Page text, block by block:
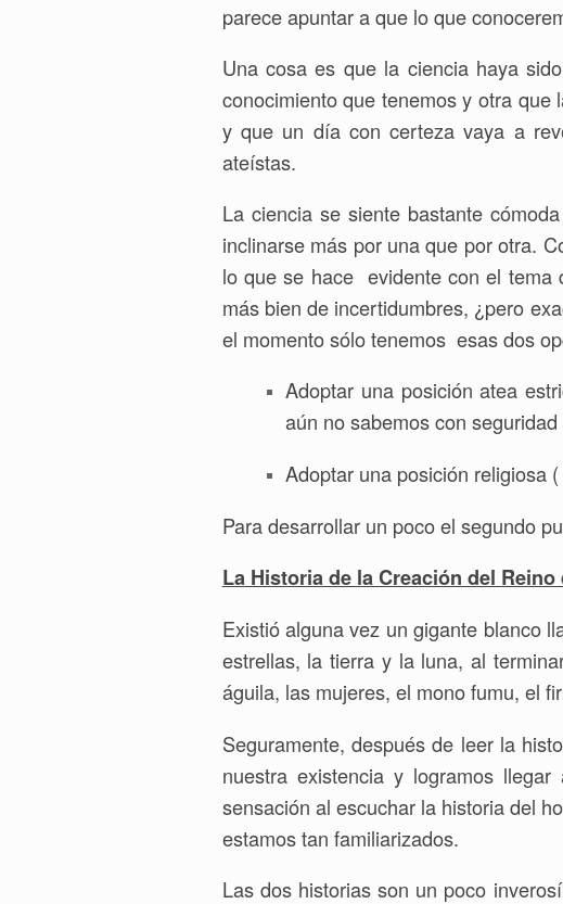
parece apuntar a que lo que
Una cosa es que la ciencia haya
conocimiento que tenemos y otra
y que un día con certeza vaya a
ateístas.
La ciencia se siente bastante
inclinarse más por una que por otra.
lo que se hace evidente con el
más bien de incertidumbres, ¿pero
el momento sólo tenemos esas dos
Adoptar una posición atea
aún no sabemos con
Adoptar una posición religiosa
Para desarrollar un poco el segundo
La Historia de la Creación del
Existió alguna vez un gigante blanco
estrellas, la tierra y la luna, al
águila, las mujeres, el mono fumu, el
Seguramente, después de leer la
nuestra existencia y logramos
sensación al escuchar la historia del
estamos tan familiarizados.
Las dos historias son un poco